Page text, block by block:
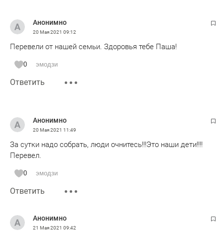
Анонимно
20 Мая 2021 09:12
Перевели от нашей семьи. Здоровья тебе Паша!
0 эмодзи
Ответить
Анонимно
20 Мая 2021 11:49
За сутки надо собрать, люди очнитесь!!!Это наши дети!!!!
Перевел.
0 эмодзи
Ответить
Анонимно
21 Мая 2021 09:42